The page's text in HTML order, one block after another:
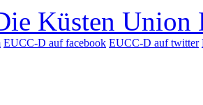
Küsten Union
EUCC-D auf facebook EUCC-D auf twitter